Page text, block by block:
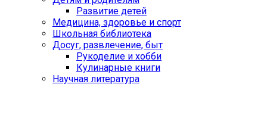
Развитие детей
Медицина, здоровье и спорт
Школьная библиотека
Досуг, развлечение, быт
Рукоделие и хобби
Кулинарные книги
Научная литература